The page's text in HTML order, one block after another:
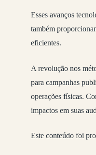
Esses avanços
também
eficientes.
A revolução nos
para campanhas
operações físicas.
impactos em suas
Este conteúdo foi